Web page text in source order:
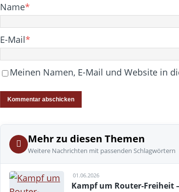
Name*
E-Mail*
Meinen Namen, E-Mail und Website in
Mehr zu diesen Themen
Weitere Nachrichten mit passenden Schlagwörtern
01.06.2026
Kampf um Router-Freiheit